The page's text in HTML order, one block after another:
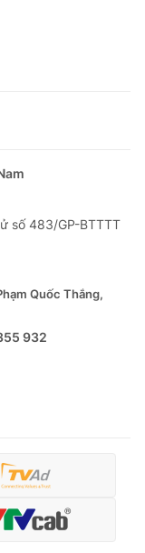
số 483/GP-BTTTT
Quốc Thắng,
932